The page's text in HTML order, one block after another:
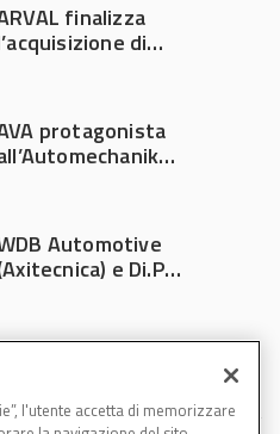
finalizza
di
protagonista
Automotive
e Di.Pa.
l'utente accetta di memorizzare